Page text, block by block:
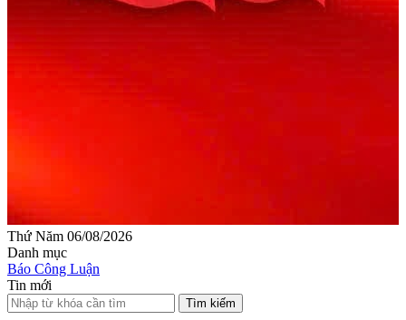
Thứ Năm 06/08/2026
Danh mục
Báo Công Luận
Tin mới
Tìm kiếm